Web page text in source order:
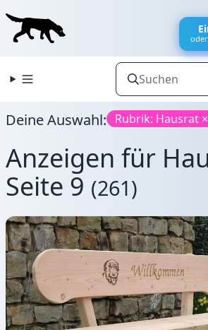
Deine Auswahl: Rubrik: Hausrat ×
Anzeigen für
Seite 9 (261)